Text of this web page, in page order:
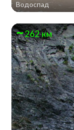
Водоспад
262 км